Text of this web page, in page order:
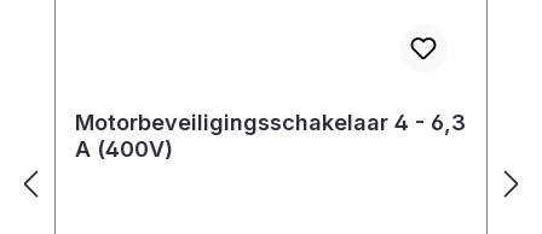
Motorbeveiligingsschakelaar 4 - 6,3
A (400V)